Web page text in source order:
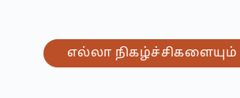
எல்லா நிகழ்ச்சிகளையும்